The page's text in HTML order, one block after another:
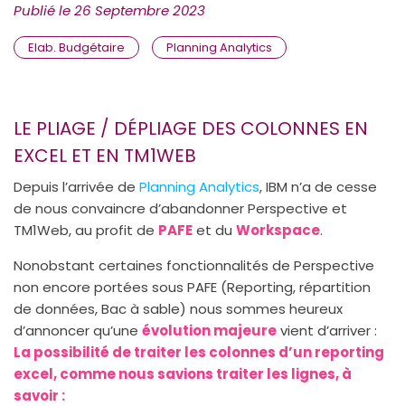
Publié le26 Septembre 2023
Elab. Budgétaire Planning Analytics
LE PLIAGE / DÉPLIAGE DES COLONNES EN
EXCEL ET EN TM1WEB
Depuis l’arrivée de Planning Analytics, IBM n’a de cesse
de nous convaincre d’abandonner Perspective et
TM1Web, au profit de PAFEet du Workspace.
Nonobstant certaines fonctionnalités de Perspective
non encore portées sous PAFE (Reporting, répartition
de données, Bac à sable) nous sommes heureux
d’annoncer qu’une évolution majeurevient d’arriver :
La possibilité de traiter les colonnes d’un reporting
excel, comme nous savions traiter les lignes, à
savoir :